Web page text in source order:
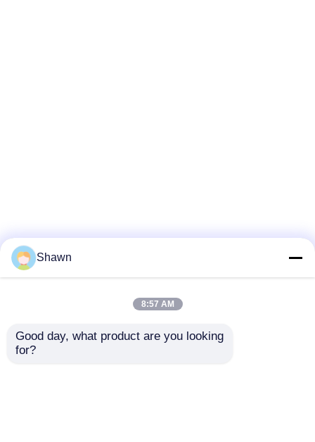
Shawn
8:57 AM
Good day, what product are you looking
for?